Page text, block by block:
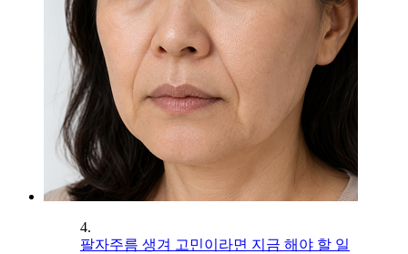
4.
팔자주름 생겨 고민이라면 지금 해야 할 일